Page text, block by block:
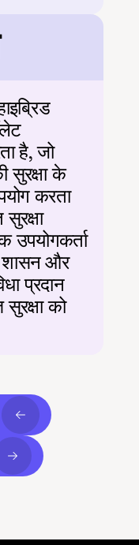
है, जो
सुरक्षा के
करता
उपयोगकर्ता
शासन और
प्रदान
को